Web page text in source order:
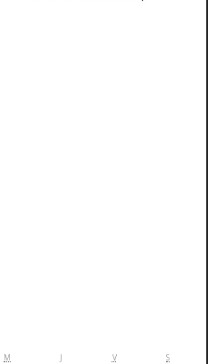
M J V S